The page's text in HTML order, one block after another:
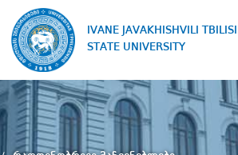
IVANE JAVAKHISHVILI TBILISI
STATE UNIVERSITY